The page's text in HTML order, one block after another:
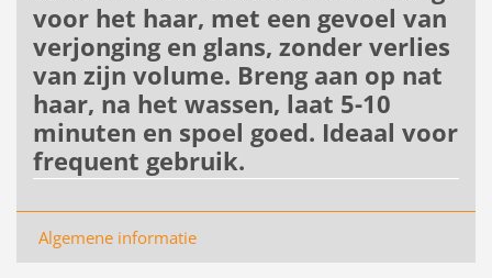
voor het haar, met een gevoel van
verjonging en glans, zonder verlies
van zijn volume. Breng aan op nat
haar, na het wassen, laat 5-10
minuten en spoel goed. Ideaal voor
frequent gebruik.
Algemene informatie